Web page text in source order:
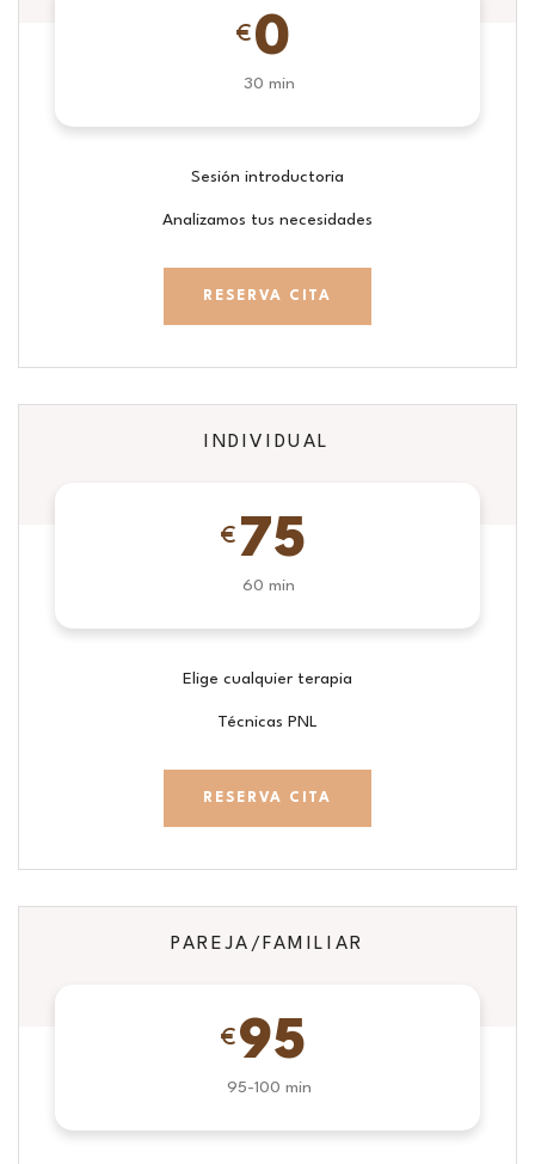
€ 0
30 min
Sesión introductoria
Analizamos tus necesidades
RESERVA CITA
INDIVIDUAL
€ 75
60 min
Elige cualquier terapia
Técnicas PNL
RESERVA CITA
PAREJA/FAMILIAR
€ 95
95-100 min